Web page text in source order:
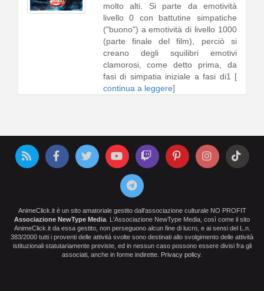
molto alti. Si parte da emotività
livello 0 con battutine simpatiche
("buono") a emotività di livello 1000
(parte finale del film), perciò si
creano degli squilibri emotivi
clamorosi, come detto prima, da
fasi di simpatia iniziale a fasi di1 [
continua a leggere]
AnimeClick.it è un sito amatoriale gestito dall'associazione culturale NO PROFIT
Associazione NewType Media . L'Associazione NewType Media, così come il sito
AnimeClick.it da essa gestito, non perseguono alcun fine di lucro, e ai sensi del L.n.
383/2000 tutti i proventi delle attività svolte sono destinati allo svolgimento delle attività
istituzionali statutariamente previste, ed in nessun caso possono essere divisi fra gli
associati, anche in forme indirette.
Privacy policy.